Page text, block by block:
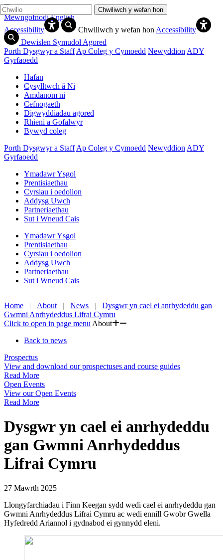
Mewngofnodi English
Accessibility
Chwiliwch y wefan hon Accessibility
Dewislen Symudol Agored
Porth Dysgwyr a Staff Ap Coleg y Cymoedd Newyddion ADY
Gyrfaoedd
Hafan
Cysylltwch â Ni
Amdanom ni
Cefnogaeth
Digwyddiadau agored
Rhieni a Gofalwyr
Bywyd coleg
Porth Dysgwyr a Staff Ap Coleg y Cymoedd Newyddion ADY
Gyrfaoedd
Ymadawr Ysgol
Prentisiaethau
Cyrsiau i oedolion
Addysg Uwch
Partneriaethau
Sut i Wneud Cais
Ymadawr Ysgol
Prentisiaethau
Cyrsiau i oedolion
Addysg Uwch
Partneriaethau
Sut i Wneud Cais
Home About News
Dysgwr yn cael ei anrhydeddu gan
Gwmni Anrhydeddus Lifrai Cymru
Click to open in page menu About
Back to news
Prospectus
View and download our prospectuses and course guides
Read More
Open Events
View our Open Events
Read More
Dysgwr yn cael ei anrhydeddu
gan Gwmni Anrhydeddus
Lifrai Cymru
27 Mawrth 2025
Llongyfarchiadau i Finn Keegan sydd wedi cael ei anrhydeddu gan
Gwmni Anrhydeddus Lifrai Cymru ac wedi ennill Gwobr Gwella
Hyfedredd Ariannol i gydnabod ei gynnydd eleni.
Chwiliwch y wefan hon